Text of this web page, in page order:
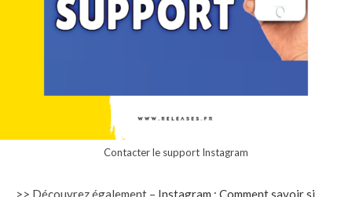
Contacter le support Instagram
>> Découvrez également – Instagram : Comment savoir si